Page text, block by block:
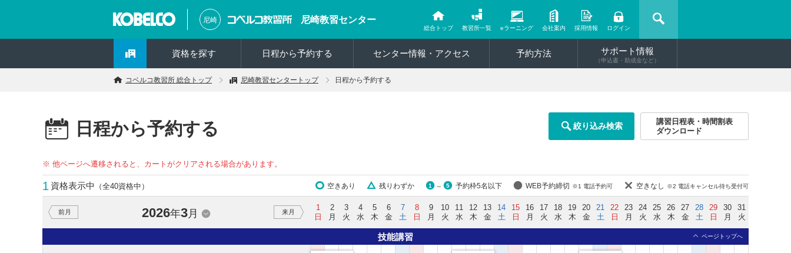
尼崎 尼崎教習センター
総合トップ 教習所一覧 eラーニング 会社案内 採用情報 ログイン
資格を探す 日程から予約する センター情報・アクセス 予約方法 サポート情報
（申込書・助成金など）
コベルコ教習所 総合トップ 尼崎教習センタートップ 日程から予約する
日程から予約する 絞り込み検索
講習日程表・時間割表
ダウンロード
※ 他ページへ遷移されると、カートがクリアされる場合があります。
1 資格表示中 （全40資格中） 空きあり 残りわずか 1 ～ 5 予約枠5名以下 WEB予約締切 ※1 電話予約可 空きなし ※2 電話キャンセル待ち受付可
前月 2026年3月 来月
1
日
2
月
3
火
4
水
5
木
6
金
7
土
8
日
9
月
10
火
11
水
12
木
13
金
14
土
15
日
16
月
17
火
18
水
19
木
20
金
21
土
22
日
23
月
24
火
25
水
26
木
27
金
28
土
29
日
30
月
31
火
技能講習 ページトップへ